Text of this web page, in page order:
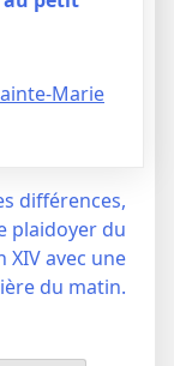
Marie
différences,
plaidoyer du
XIV avec une
du matin.